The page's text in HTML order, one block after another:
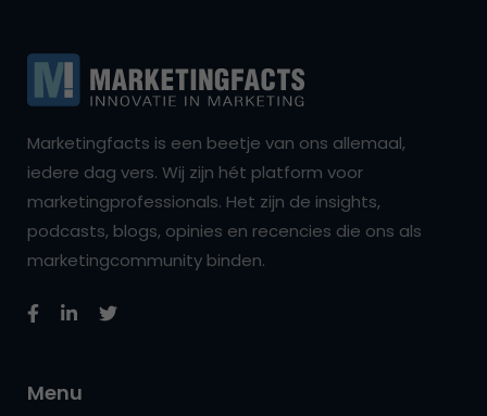
Marketingfacts is een beetje van ons allemaal,
iedere dag vers. Wij zijn hét platform voor
marketingprofessionals. Het zijn de insights,
podcasts, blogs, opinies en recencies die ons als
marketingcommunity binden.
Menu